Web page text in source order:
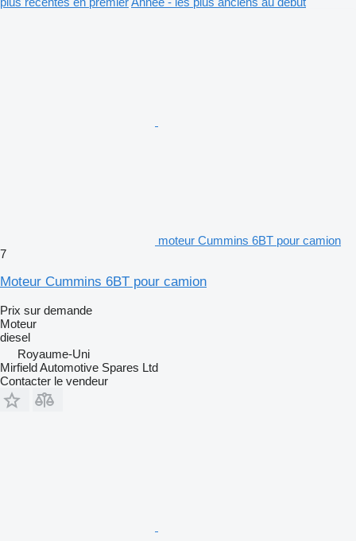
moteur Cummins 6BT pour camion
7
Moteur Cummins 6BT pour camion
Prix sur demande
Moteur
diesel
Royaume-Uni
Mirfield Automotive Spares Ltd
Contacter le vendeur